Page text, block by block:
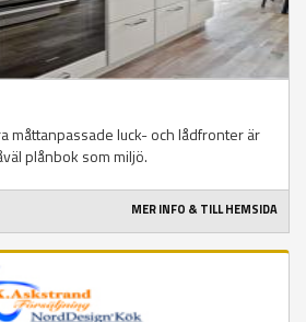
måttanpassade luck- och lådfronter är
plånbok som miljö.
MER INFO & TILL HEMSIDA